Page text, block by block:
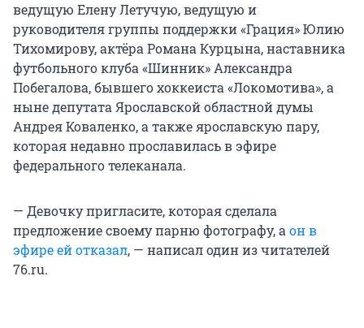
ведущую Елену Летучую, ведущую и
руководителя группы поддержки «Грация» Юлию
Тихомирову, актёра Романа Курцына, наставника
футбольного клуба «Шинник» Александра
Побегалова, бывшего хоккеиста «Локомотива», а
ныне депутата Ярославской областной думы
Андрея Коваленко, а также ярославскую пару,
которая недавно прославилась в эфире
федерального телеканала.
— Девочку пригласите, которая сделала
предложение своему парню фотографу, аон в
эфире ей отказал, — написал один из читателей
76.ru.